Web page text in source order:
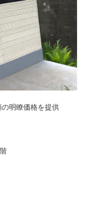
明瞭価格を提供